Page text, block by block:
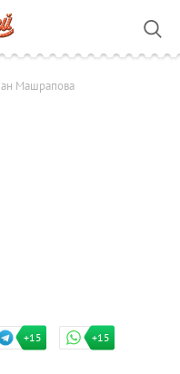
Машрапова
+15 +15